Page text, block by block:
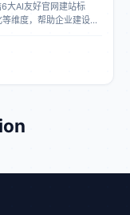
大AI友好官网建站标
维度，帮助企业建设AI